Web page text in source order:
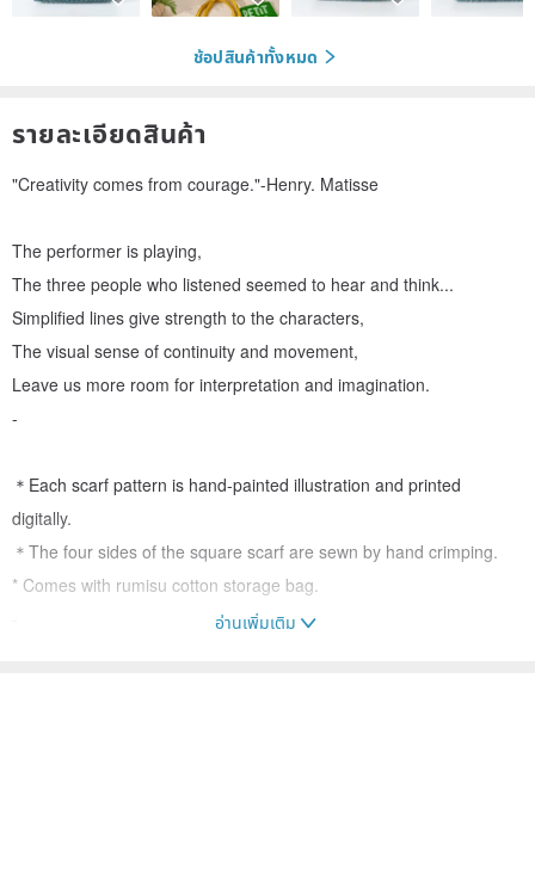
ช้อปสินค้าทั้งหมด
รายละเอียดสินค้า
"Creativity comes from courage."-Henry. Matisse
The performer is playing,
The three people who listened seemed to hear and think...
Simplified lines give strength to the characters,
The visual sense of continuity and movement,
Leave us more room for interpretation and imagination.
-
＊Each scarf pattern is hand-painted illustration and printed
digitally.
＊The four sides of the square scarf are sewn by hand crimping.
* Comes with rumisu cotton storage bag.
อ่านเพิ่มเติม